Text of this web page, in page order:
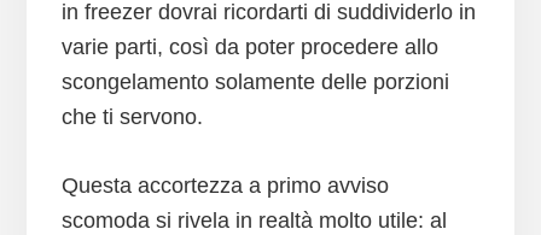
in freezer dovrai ricordarti di suddividerlo in
varie parti, così da poter procedere allo
scongelamento solamente delle porzioni
che ti servono.
Questa accortezza a primo avviso
scomoda si rivela in realtà molto utile: al